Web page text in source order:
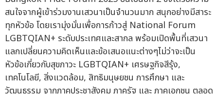
สนใจจากผู้เข้าร่วมงานเสวนาเป็นจำนวนมาก สนุกอย่างมีสาระ
ทุกหัวข้อ โดยเรามุ่งมั่นเพื่อการก้าวสู่ National Forum
LGBTQIAN+ ระดับประเทศและสากล พร้อมเปิดพื้นที่เสวนา
แลกเปลี่ยนความคิดเห็นและข้อเสนอแนะต่างๆไม่ว่าจะเป็น
หัวข้อเกี่ยวกับสุขภาวะ LGBTQIAN+ เศรษฐกิจสีรุ้ง,
เทคโนโลยี, สิ่งแวดล้อม, สิทธิมนุษยชน การศึกษา และ
วัฒนธรรม จากภาคประชาสังคม ภาครัฐ และ ภาคเอกชน ตลอด